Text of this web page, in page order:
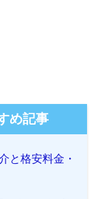
め記事
と格安料金・